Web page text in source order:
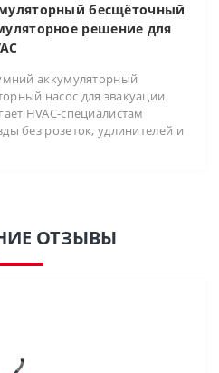
бесщёточный
решение для
аккумуляторный
насос для эвакуации
HVAC-специалистам
без розеток, удлинителей и
ОТЗЫВЫ